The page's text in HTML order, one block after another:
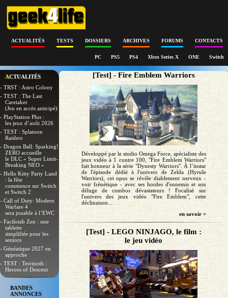
ACTUALITÉS TESTS DOSSIERS ARCHIVES FORUMS CONTACTS
PC PS5 PS4 Xbox Series X ONE Switch
ACTUALITÉS
- TRST : Astro Colony
- TEST : The Last
Caretaker
(Jeu en accès anticipé)
- PlayStation Plus :
les jeux d’août 2026
- TEST : Splatoon
Raiders
- Dragon Ball: Sparking!
ZERO accueille
le DLC « Super Limit-
Breaking NEO »
- Hello Kitty Party Land
: la fête
commence sur Switch
et Switch 2
- Call of Duty: Modern
Warfare 4
sera jouable à l’EWC
- Facilotab Zen : une
tablette
simplifiée pour les
seniors
- Généatique 2027 en
approche
- TEST : Terrinoth :
Heroes of Descent
BANDES
ANNONCES
[Test] - Fire Emblem Warriors
Développé par le studio Omega Force, spécialiste des
jeux vidéo à 1 contre 100, "Fire Emblem Warriors"
fait honneur à la série "Dynesty Warriors". À l’instar
de l'épisode dédié à l'univers de Zelda (Hyrule
Warriors), cet opus se révèle diablement nerveux -
voir frénétique - avec ses hordes d'ennemis et son
déluge de combos dévastateurs ! Focalisé sur
l'univers des jeux vidéo "Fire Emblem", cette
déclinaison...
en savoir +
[Test] - LEGO NINJAGO, le film :
le jeu vidéo